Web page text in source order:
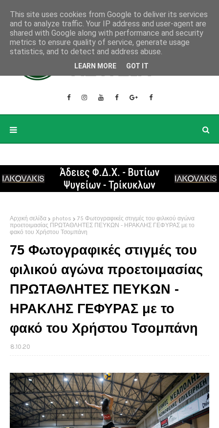
Αρχική σελίδα photos
75 Φωτογραφικές στιγμές του φιλικού αγώνα
προετοιμασίας ΠΡΩΤΑΘΛΗΤΕΣ ΠΕΥΚΩΝ - ΗΡΑΚΛΗΣ ΓΕΦΥΡΑΣ με το
φακό του Χρήστου Τσομπάνη
75 Φωτογραφικές στιγμές του
φιλικού αγώνα προετοιμασίας
ΠΡΩΤΑΘΛΗΤΕΣ ΠΕΥΚΩΝ -
ΗΡΑΚΛΗΣ ΓΕΦΥΡΑΣ με το
φακό του Χρήστου Τσομπάνη
8.10.20
This site uses cookies from Google to deliver its services
and to analyze traffic. Your IP address and user-agent are
shared with Google along with performance and security
metrics to ensure quality of service, generate usage
statistics, and to detect and address abuse.
LEARN MORE GOT IT